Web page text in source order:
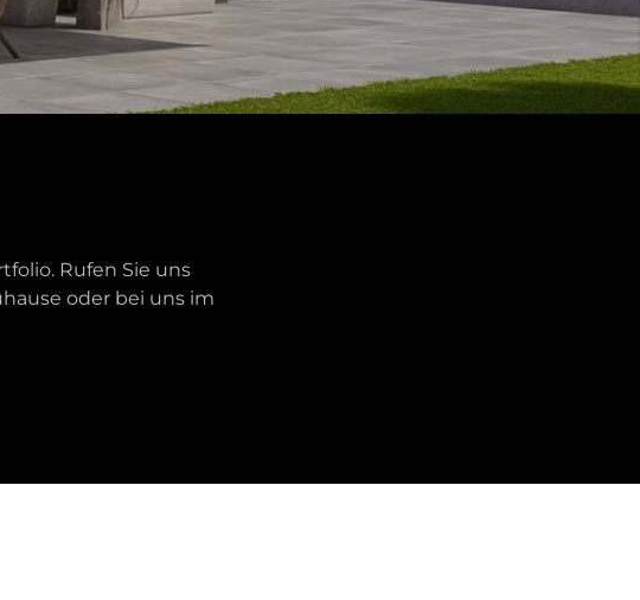
Rufen Sie uns
oder bei uns im